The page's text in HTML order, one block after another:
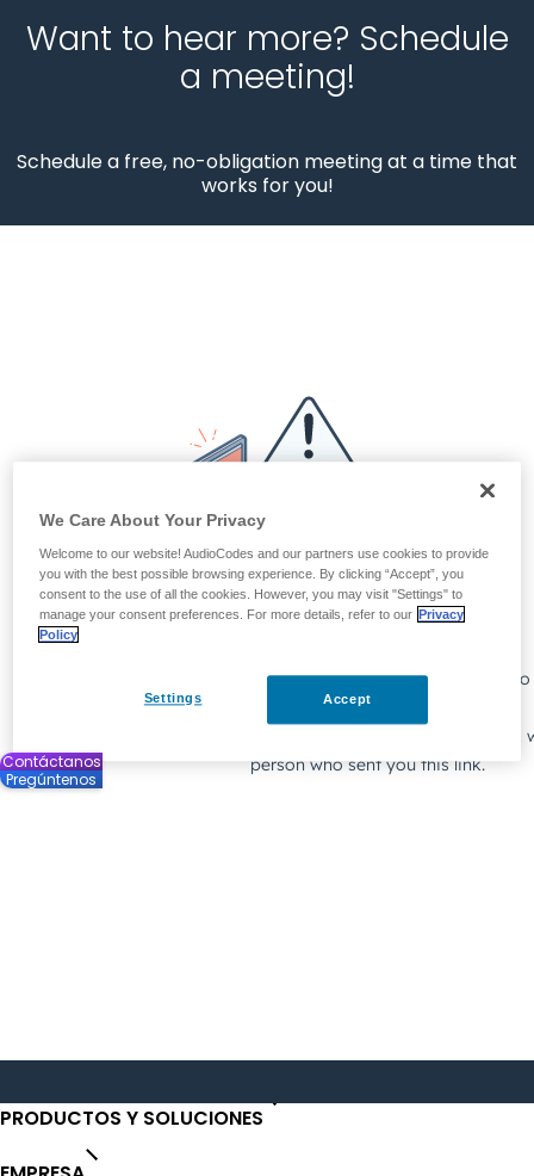
Want to hear more? Schedule
a meeting!
Schedule a free, no-obligation meeting at a time that
works for you!
PRODUCTOS Y SOLUCIONES
Contáctanos
Pregúntenos